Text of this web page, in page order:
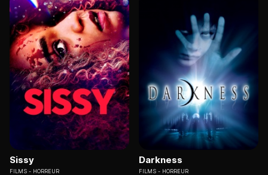
Sissy
FILMS HORREUR
Darkness
FILMS HORREUR